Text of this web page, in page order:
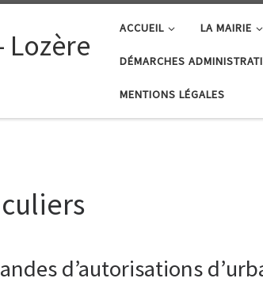
Lozère
ACCUEIL LA MAIRIE
DÉMARCHES
MENTIONS LÉGALES
d’autorisations